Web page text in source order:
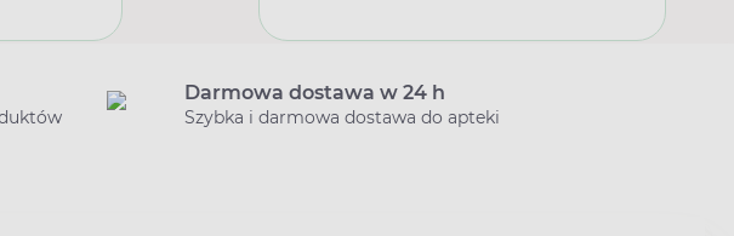
Darmowa dostawa w 24 h
Szybka i darmowa dostawa do apteki